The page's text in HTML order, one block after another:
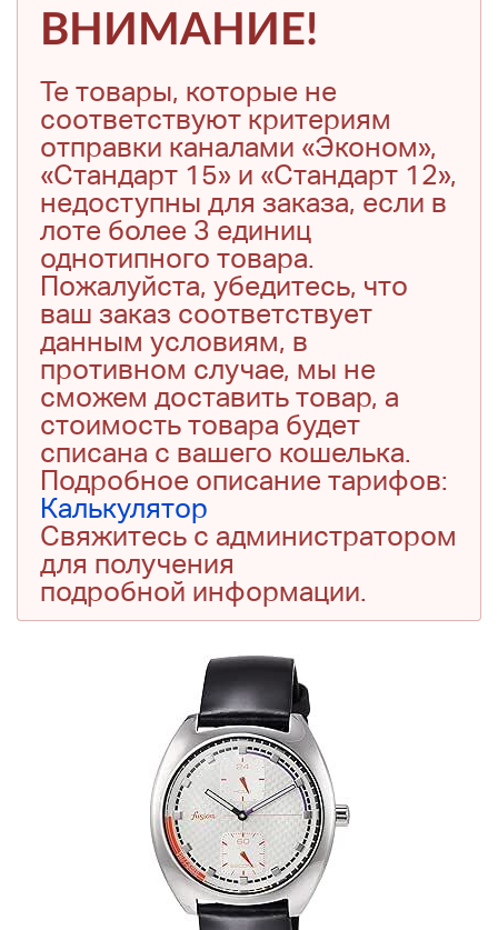
ВНИМАНИЕ!
Те товары, которые не
соответствуют критериям
отправки каналами «Эконом»,
«Стандарт 15» и «Стандарт 12»,
недоступны для заказа, если в
лоте более 3 единиц
однотипного товара.
Пожалуйста, убедитесь, что
ваш заказ соответствует
данным условиям, в
противном случае, мы не
сможем доставить товар, а
стоимость товара будет
списана с вашего кошелька.
Подробное описание тарифов:
Калькулятор
Свяжитесь с администратором
для получения
подробной информации.